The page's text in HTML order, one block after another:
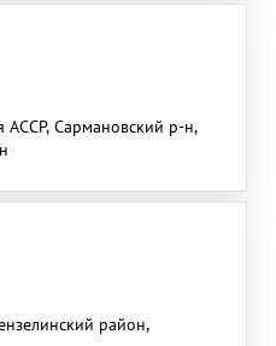
АССР, Сармановский р-н,
район,